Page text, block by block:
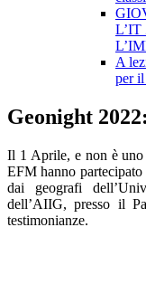
A
per
Geonight
Il 1 Aprile, e non è uno
EFM hanno
dai geografi
dell’AIIG, presso il
testimonianze.